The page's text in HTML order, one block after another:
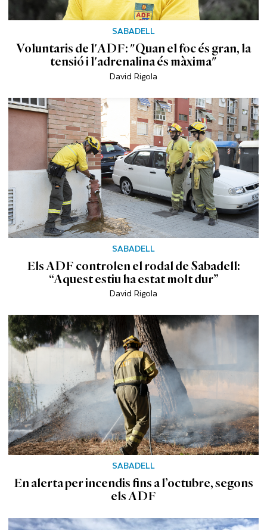
SABADELL
Voluntaris de l'ADF: "Quan el foc és gran, la
tensió i l'adrenalina és màxima"
David Rigola
SABADELL
Els ADF controlen el rodal de Sabadell:
“Aquest estiu ha estat molt dur”
David Rigola
SABADELL
En alerta per incendis fins a l’octubre, segons
els ADF